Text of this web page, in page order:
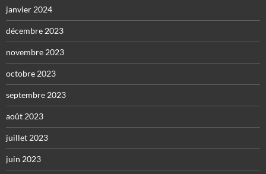
janvier 2024
décembre 2023
novembre 2023
octobre 2023
septembre 2023
août 2023
juillet 2023
juin 2023